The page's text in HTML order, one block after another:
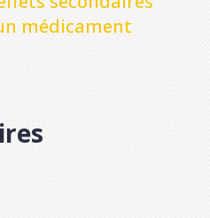
médicament